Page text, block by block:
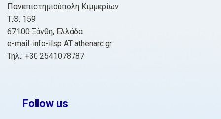
Πανεπιστημιούπολη Κιμμερίων
Τ.Θ. 159
67100 Ξάνθη, Ελλάδα
e-mail: info-ilsp AT athenarc.gr
Τηλ.: +30 2541078787
Follow us